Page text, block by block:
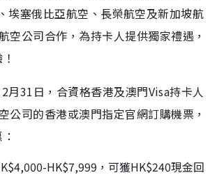
埃塞俄比亞航空、長榮航空及新加坡航
空公司合作，為持卡人提供獨家禮遇，
月31日，合資格香港及澳門Visa持卡人
公司的香港或澳門指定官網訂購機票，
HK$7,999，可獲HK$240現金回